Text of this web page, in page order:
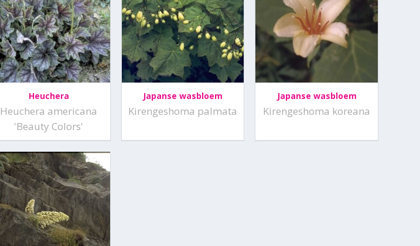
Heuchera
Heuchera americana
'Beauty Colors'
Japanse wasbloem
Kirengeshoma palmata
Japanse wasbloem
Kirengeshoma koreana